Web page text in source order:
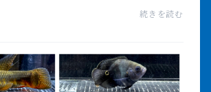
インドネシアオリジナル便を輸入する
続きを読む